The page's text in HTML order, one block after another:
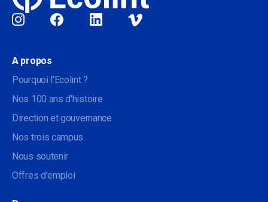
Sociale
A propos
Pourquoi l'Ecolint ?
Nos 100 ans d'histoire
Direction et gouvernance
Nos trois campus
Nous soutenir
Offres d'emploi